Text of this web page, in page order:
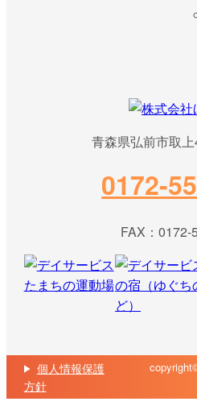
青森県弘前市取
0172-
FAX：0172-
個人情報保護
方針